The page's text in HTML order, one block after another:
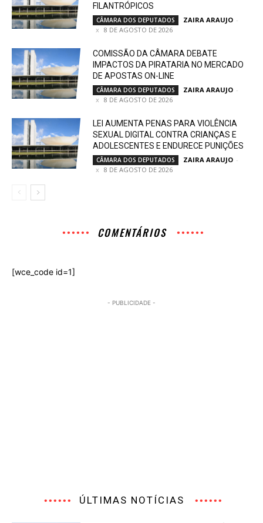
FILANTRÓPICOS
CÂMARA DOS DEPUTADOS ZAIRA ARAUJO -
8 DE AGOSTO DE 2026
COMISSÃO DA CÂMARA DEBATE
IMPACTOS DA PIRATARIA NO MERCADO
DE APOSTAS ON-LINE
CÂMARA DOS DEPUTADOS ZAIRA ARAUJO -
8 DE AGOSTO DE 2026
LEI AUMENTA PENAS PARA VIOLÊNCIA
SEXUAL DIGITAL CONTRA CRIANÇAS E
ADOLESCENTES E ENDURECE PUNIÇÕES
CÂMARA DOS DEPUTADOS ZAIRA ARAUJO -
8 DE AGOSTO DE 2026
COMENTÁRIOS
[wce_code id=1]
- PUBLICIDADE -
ÚLTIMAS NOTÍCIAS